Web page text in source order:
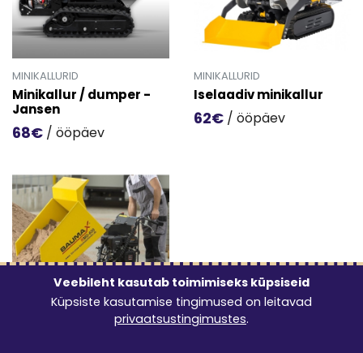
MINIKALLURID
Minikallur / dumper -
Jansen
68€ / ööpäev
MINIKALLURID
Iselaadiv minikallur
62€ / ööpäev
Veebileht kasutab toimimiseks küpsiseid
Küpsiste kasutamise tingimused on leitavad
privaatsustingimustes.